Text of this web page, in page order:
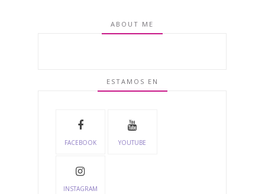
ABOUT ME
ESTAMOS EN
FACEBOOK YOUTUBE
INSTAGRAM